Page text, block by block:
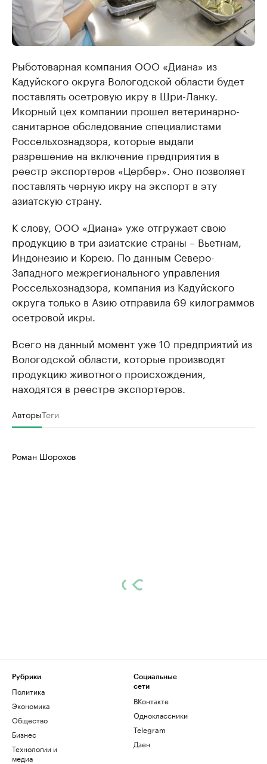
Рыботоварная компания ООО «Диана» из
Кадуйского округа Вологодской области будет
поставлять осетровую икру в Шри-Ланку.
Икорный цех компании прошел ветеринарно-
санитарное обследование специалистами
Россельхознадзора, которые выдали
разрешение на включение предприятия в
реестр экспортеров «Цербер». Оно позволяет
поставлять черную икру на экспорт в эту
азиатскую страну.
К слову, ООО «Диана» уже отгружает свою
продукцию в три азиатские страны – Вьетнам,
Индонезию и Корею. По данным Северо-
Западного межрегионального управления
Россельхознадзора, компания из Кадуйского
округа только в Азию отправила 69 килограммов
осетровой икры.
Всего на данный момент уже 10 предприятий из
Вологодской области, которые производят
продукцию животного происхождения,
находятся в реестре экспортеров.
АвторыТеги
Роман Шорохов
Рубрики
Политика
Экономика
Общество
Бизнес
Технологии и
медиа
Социальные
сети
ВКонтакте
Одноклассники
Telegram
Дзен